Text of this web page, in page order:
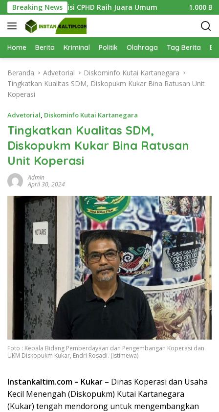
a
g
u
Breaking News
Digelar, Divisi CPHD Raih Juara Umum 1.000 Bibit
Home Berita Kriminal Politik Olahraga Tag Berita
Beranda Advetorial
Diskominfo Kutai Kartanegara
Tingkatkan Kualitas SDM, Diskopukm Kukar Bina Ratusan Unit
Koperasi
Advetorial, Diskominfo Kutai Kartanegara
Tingkatkan Kualitas SDM,
Diskopukm Kukar Bina Ratusan
Unit Koperasi
Admin
April 30, 2024
Foto : Kepala Bidang Pemberdayaan dan Pengembangan Koperasi dan
UKM Diskopukm Kukar, Endri Rosadi. (Istimewa)
Instankaltim.com – Kukar – Dinas Koperasi dan Usaha
Kecil Menengah (Diskopukm) Kutai Kartanegara
(Kukar) tengah mendorong untuk mengembangkan